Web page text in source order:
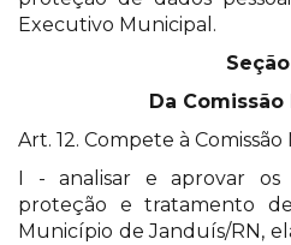
Executivo Municipal.
Da
Art. 12. Compete à
I - analisar e aprovar os
proteção e tratamento
Município de Janduís/RN,